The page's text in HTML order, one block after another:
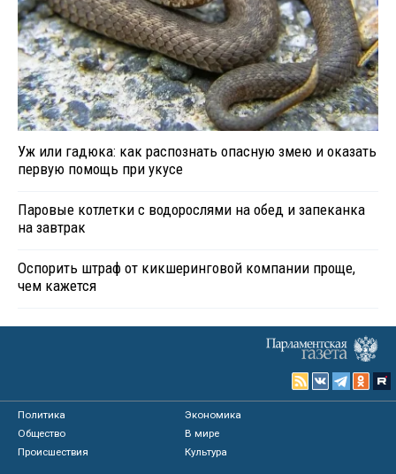
Уж или гадюка: как распознать опасную змею и оказать
первую помощь при укусе
Паровые котлетки с водорослями на обед и запеканка
на завтрак
Оспорить штраф от кикшеринговой компании проще,
чем кажется
Политика
Экономика
Общество
В мире
Происшествия
Культура